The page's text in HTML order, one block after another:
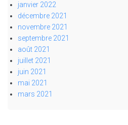
janvier 2022
décembre 2021
novembre 2021
septembre 2021
août 2021
juillet 2021
juin 2021
mai 2021
mars 2021